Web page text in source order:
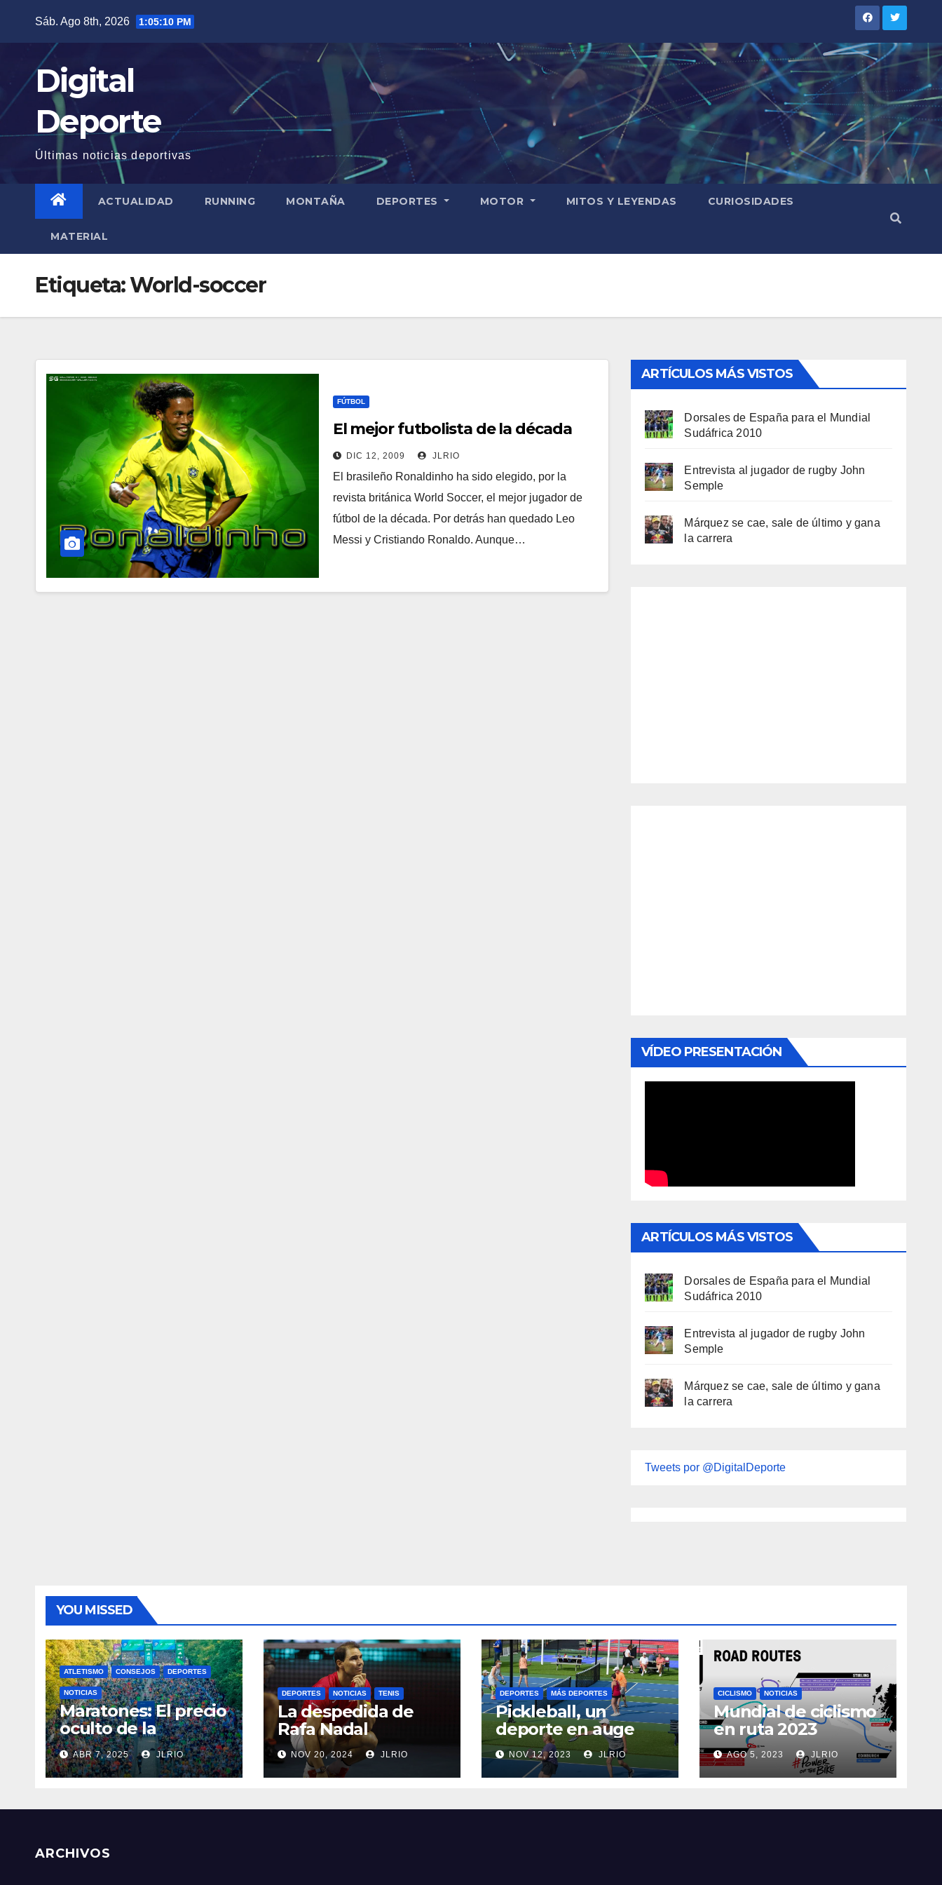
contenido
Sáb. Ago 8th, 2026 1:05:11 PM
Digital
Deporte
Últimas noticias deportivas
ACTUALIDAD RUNNING MONTAÑA DEPORTES MOTOR MITOS Y LEYENDAS CURIOSIDADES
MATERIAL
Etiqueta:World-soccer
FÚTBOL
El mejor futbolista de la década
DIC 12, 2009 JLRIO
El brasileño Ronaldinho ha sido elegido, por la
revista británica World Soccer, el mejor jugador de
fútbol de la década. Por detrás han quedado Leo
Messi y Cristiando Ronaldo. Aunque…
ARTÍCULOS MÁS VISTOS
Dorsales de España para el Mundial
Sudáfrica 2010
Entrevista al jugador de rugby John
Semple
Márquez se cae, sale de último y gana
la carrera
VÍDEO PRESENTACIÓN
ARTÍCULOS MÁS VISTOS
Dorsales de España para el Mundial
Sudáfrica 2010
Entrevista al jugador de rugby John
Semple
Márquez se cae, sale de último y gana
la carrera
Tweets por @DigitalDeporte
YOU MISSED
ATLETISMO CONSEJOS DEPORTES
NOTICIAS
Maratones: El precio
oculto de la
resistencia
ABR 7, 2025 JLRIO
DEPORTES NOTICIAS TENIS
La despedida de
Rafa Nadal
NOV 20, 2024 JLRIO
DEPORTES MÁS DEPORTES
Pickleball, un
deporte en auge
NOV 12, 2023 JLRIO
CICLISMO NOTICIAS
Mundial de ciclismo
en ruta 2023
AGO 5, 2023 JLRIO
ARCHIVOS